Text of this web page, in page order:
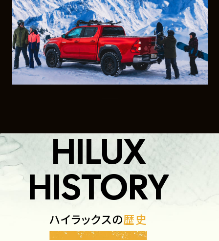
HILUX
HISTORY
ハイラックスの歴史